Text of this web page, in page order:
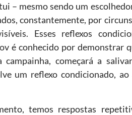
– mesmo sendo um
constantemente, por
Esses reflexos
é conhecido por demonstrar
começará a
um reflexo condicionado,
temos respostas